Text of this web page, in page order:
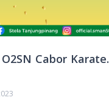
Cabor Karate.